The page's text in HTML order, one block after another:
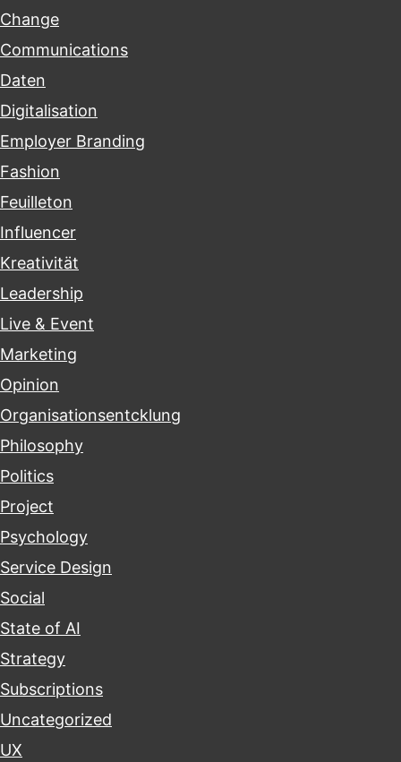
Change
Communications
Daten
Digitalisation
Employer Branding
Fashion
Feuilleton
Influencer
Kreativität
Leadership
Live & Event
Marketing
Opinion
Organisationsentcklung
Philosophy
Politics
Project
Psychology
Service Design
Social
State of AI
Strategy
Subscriptions
Uncategorized
UX